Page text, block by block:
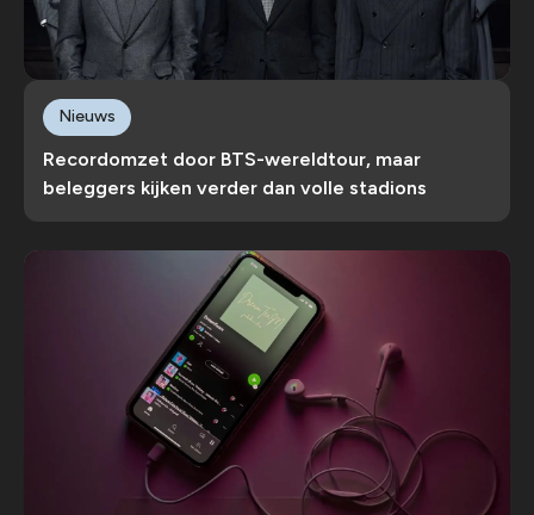
Recordomzet door BTS-wereldtour, maar
beleggers kijken verder dan volle stadions
Nieuws